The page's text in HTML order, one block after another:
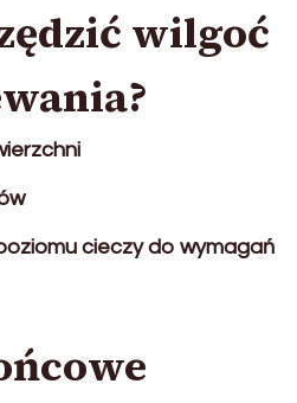
wilgoć
cieczy do wymagań